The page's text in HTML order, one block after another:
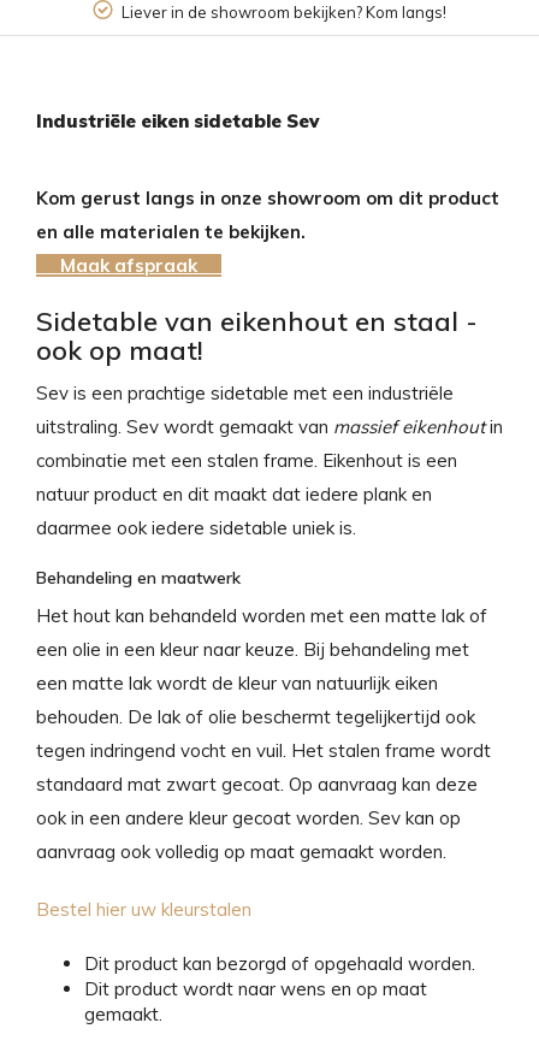
Liever in de showroom bekijken? Kom langs!
Industriële eiken sidetable Sev
Kom gerust langs in onze showroom om dit product
en alle materialen te bekijken.
Maak afspraak
Sidetable van eikenhout en staal -
ook op maat!
Sev is een prachtige sidetable met een industriële
uitstraling. Sev wordt gemaakt van massief eikenhoutin
combinatie met een stalen frame. Eikenhout is een
natuur product en dit maakt dat iedere plank en
daarmee ook iedere sidetable uniek is.
Behandeling en maatwerk
Het hout kan behandeld worden met een matte lak of
een olie in een kleur naar keuze. Bij behandeling met
een matte lak wordt de kleur van natuurlijk eiken
behouden. De lak of olie beschermt tegelijkertijd ook
tegen indringend vocht en vuil. Het stalen frame wordt
standaard mat zwart gecoat. Op aanvraag kan deze
ook in een andere kleur gecoat worden. Sev kan op
aanvraag ook volledig op maat gemaakt worden.
Bestel hier uw kleurstalen
Dit product kan bezorgd of opgehaald worden.
Dit product wordt naar wens en op maat
gemaakt.